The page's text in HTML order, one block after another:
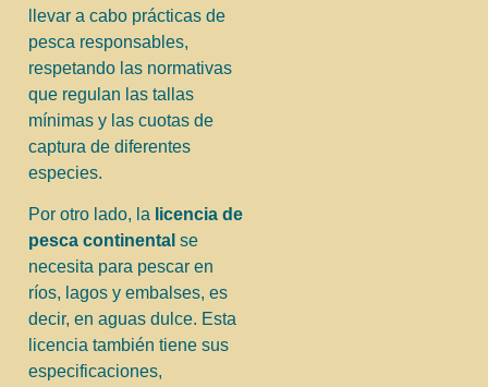
llevar a cabo prácticas de
pesca responsables,
respetando las normativas
que regulan las tallas
mínimas y las cuotas de
captura de diferentes
especies.
Por otro lado, la licencia de
pesca continental se
necesita para pescar en
ríos, lagos y embalses, es
decir, en aguas dulce. Esta
licencia también tiene sus
especificaciones,